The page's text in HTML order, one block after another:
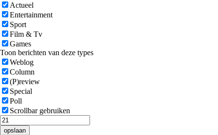
Actueel
Entertainment
Sport
Film & Tv
Games
Toon berichten van deze types
Weblog
Column
(P)review
Special
Poll
Scrollbar gebruiken
opslaan